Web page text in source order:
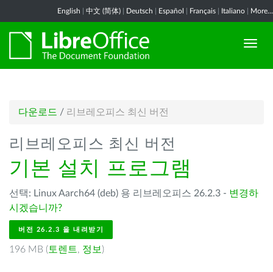
English 中文 (简体) Deutsch Español Français Italiano More...
다운로드 / 리브레오피스 최신 버전
리브레오피스 최신 버전
기본 설치 프로그램
선택: Linux Aarch64 (deb) 용 리브레오피스 26.2.3 - 변경하
시겠습니까?
버전 26.2.3 을 내려받기
196 MB ( 토렌트, 정보 )